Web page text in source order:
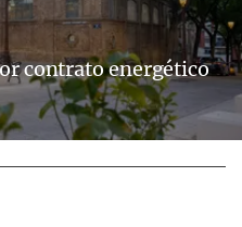
contrato energético